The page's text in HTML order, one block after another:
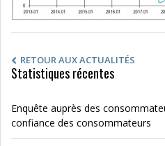
RETOUR AUX ACTUALITÉS
Statistiques récentes
Enquête auprès des
confiance des consommateurs